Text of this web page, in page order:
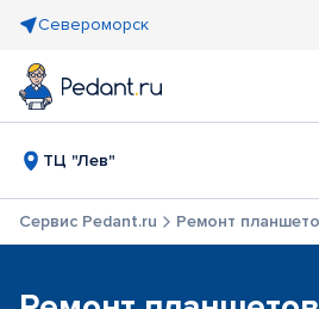
Североморск
ТЦ "Лев"
Сервис Pedant.ru Ремонт